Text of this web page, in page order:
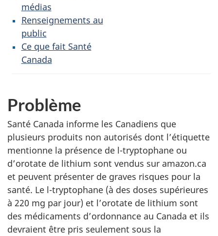
médias
Renseignements au
public
Ce que fait Santé
Canada
Problème
Santé Canada informe les Canadiens que
plusieurs produits non autorisés dont l’étiquette
mentionne la présence de l-tryptophane ou
d’orotate de lithium sont vendus sur amazon.ca
et peuvent présenter de graves risques pour la
santé. Le l-tryptophane (à des doses supérieures
à 220 mg par jour) et l’orotate de lithium sont
des médicaments d’ordonnance au Canada et ils
devraient être pris seulement sous la